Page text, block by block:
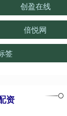
创盈在线
倍悦网
签
资